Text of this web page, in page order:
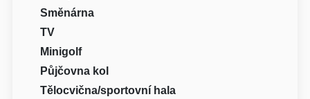
Směnárna
TV
Minigolf
Půjčovna kol
Tělocvična/sportovní hala